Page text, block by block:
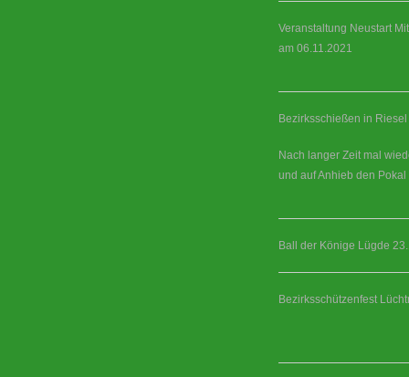
Veranstaltung Neustart
am 06.11.2021
Bezirksschießen in
Nach langer Zeit mal
und auf Anhieb den
Ball der Könige Lügde
Bezirksschützenfest